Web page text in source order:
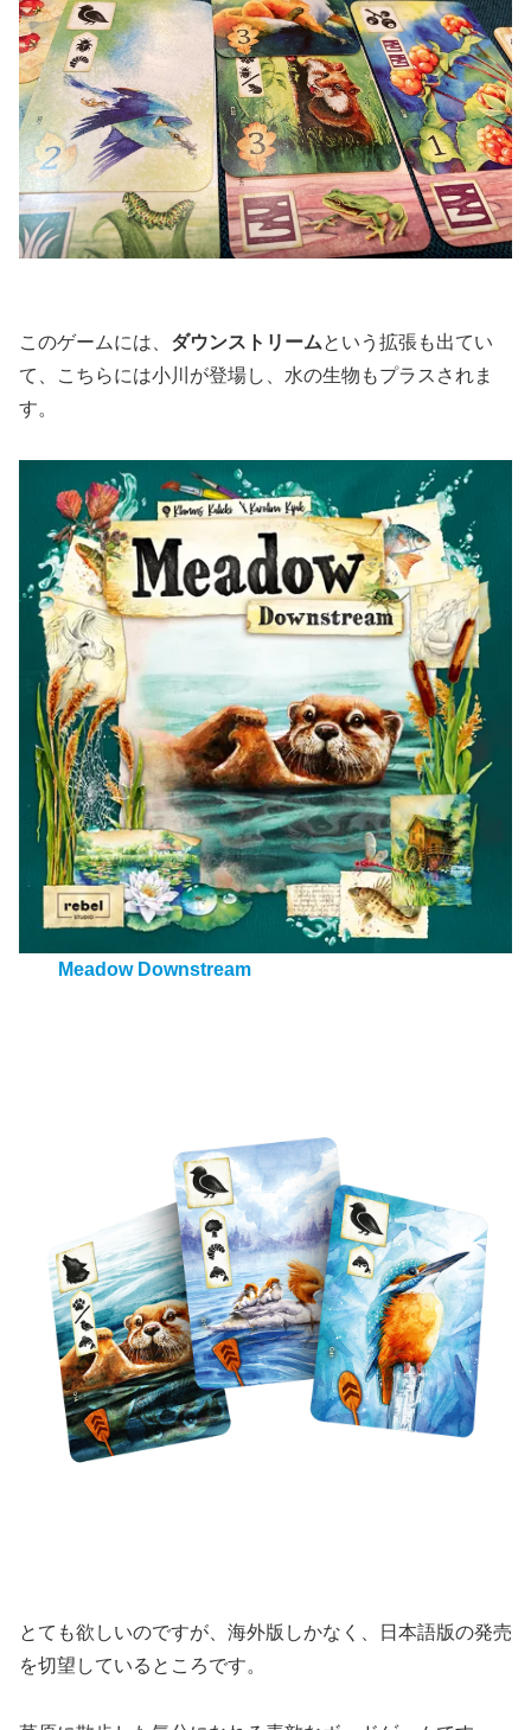
このゲームには、 ダウンストリームという拡張も出てい
て、こちらには小川が登場し、水の生物もプラスされま
す。
Meadow Downstream
とても欲しいのですが、海外版しかなく、日本語版の発売
を切望しているところです。